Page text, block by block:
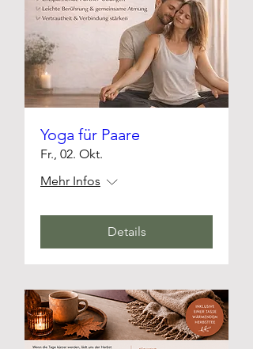
Yoga für Paare
Fr., 02. Okt.
Mehr Infos
Details